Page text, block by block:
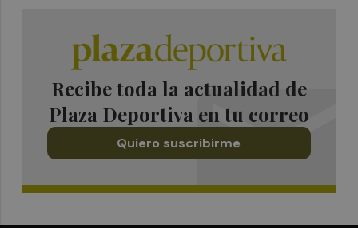
Recibe toda la actualidad de
Plaza Deportiva en tu correo
Quiero suscribirme